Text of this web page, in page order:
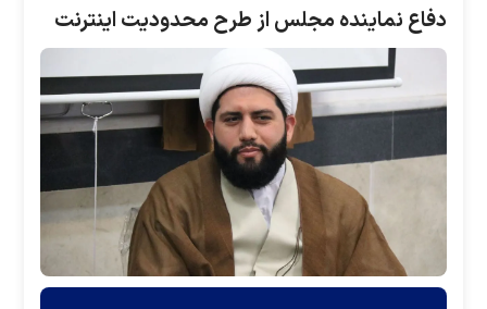
دفاع نماینده مجلس از طرح محدودیت اینترنت